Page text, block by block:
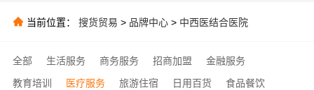
当前位置： 搜货贸易 > 品牌中心 > 中西医结合医院
全部 生活服务 商务服务 招商加盟
金融服务
教育培训
医疗服务 旅游住宿 日用百货
食品餐饮